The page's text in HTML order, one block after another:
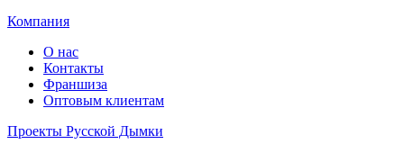
Компания
О нас
Контакты
Франшиза
Оптовым клиентам
Проекты Русской Дымки